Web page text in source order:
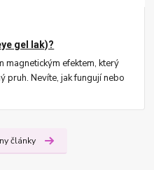
gel lak)?
magnetickým efektem, který
pruh. Nevíte, jak fungují nebo
články